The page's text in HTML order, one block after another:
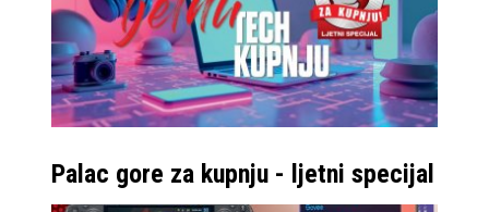
Palac gore za kupnju - ljetni specijal